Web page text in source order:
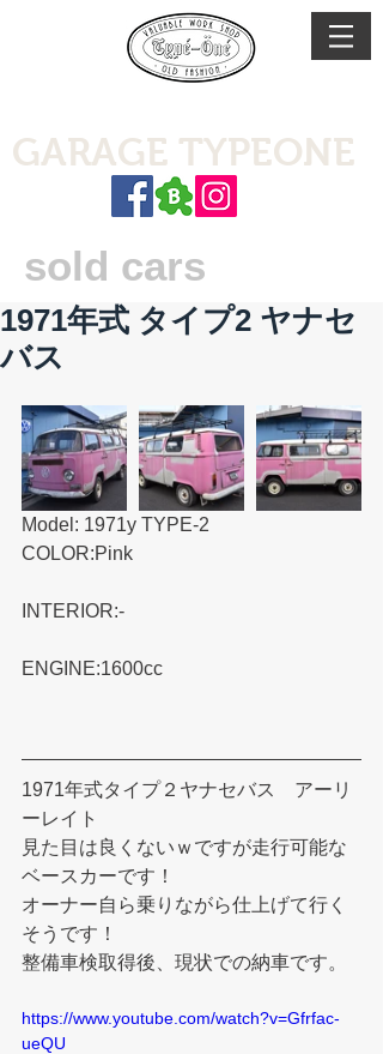
GARAGE TYPEONE
sold cars
1971年式 タイプ2 ヤナセ
バス
Model: 1971y TYPE-2
COLOR:Pink
INTERIOR:-
ENGINE:1600cc
1971年式タイプ２ヤナセバス　アーリ
ーレイト
見た目は良くないｗですが走行可能な
ベースカーです！
オーナー自ら乗りながら仕上げて行く
そうです！
整備車検取得後、現状での納車です。
https://www.youtube.com/watch?v=Gfrfac-
ueQU